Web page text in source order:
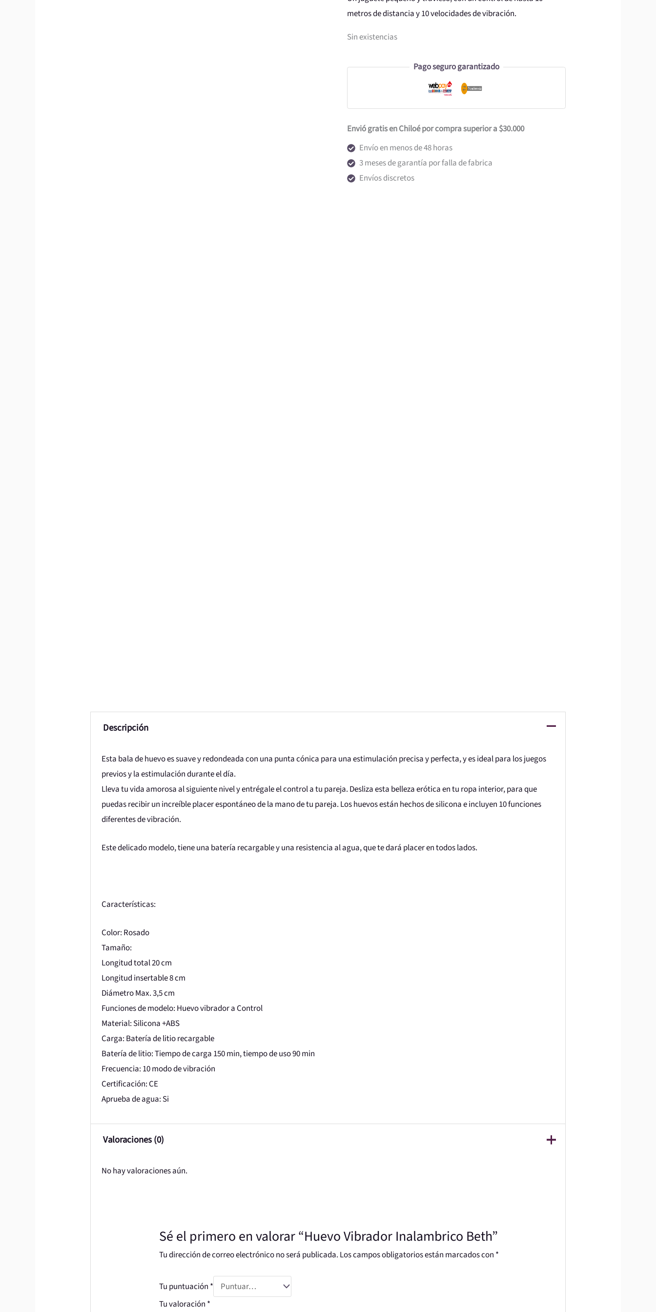
metros de distancia y 10 velocidades de vibración.
Sin existencias
Pago seguro garantizado
Envió gratis en Chiloé por compra superior a $30.000
Envío en menos de 48 horas
3 meses de garantía por falla de fabrica
Envíos discretos
Descripción
Esta bala de huevo es suave y redondeada con una punta cónica para una estimulación precisa y perfecta, y es ideal para los juegos
previos y la estimulación durante el día.
Lleva tu vida amorosa al siguiente nivel y entrégale el control a tu pareja. Desliza esta belleza erótica en tu ropa interior, para que
puedas recibir un increíble placer espontáneo de la mano de tu pareja. Los huevos están hechos de silicona e incluyen 10 funciones
diferentes de vibración.
Este delicado modelo, tiene una batería recargable y una resistencia al agua, que te dará placer en todos lados.
Características:
Color: Rosado
Tamaño:
Longitud total 20 cm
Longitud insertable 8 cm
Diámetro Max. 3,5 cm
Funciones de modelo: Huevo vibrador a Control
Material: Silicona +ABS
Carga: Batería de litio recargable
Batería de litio: Tiempo de carga 150 min, tiempo de uso 90 min
Frecuencia: 10 modo de vibración
Certificación: CE
Aprueba de agua: Si
Valoraciones (0)
No hay valoraciones aún.
Sé el primero en valorar “Huevo Vibrador Inalambrico Beth”
Tu dirección de correo electrónico no será publicada. Los campos obligatorios están marcados con *
Tu puntuación *
Tu valoración *